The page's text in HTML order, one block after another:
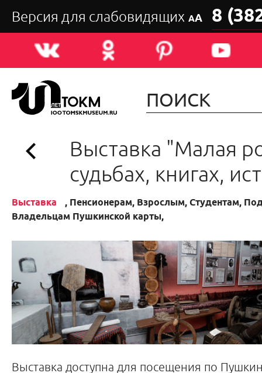
Версия для слабовидящих АА 8
Выставка "Малая
судьбах, книгах,
Выставка
, Пенсионерам, Взрослым, Студентам,
Владельцам Пушкинской карты,
Выставка доступна для посещения по